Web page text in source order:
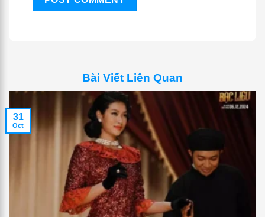
Bài Viết Liên Quan
31
Oct